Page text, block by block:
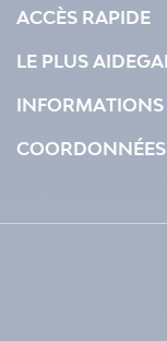
ACCÈS RAPIDE
LE PLUS
INFORMATIONS